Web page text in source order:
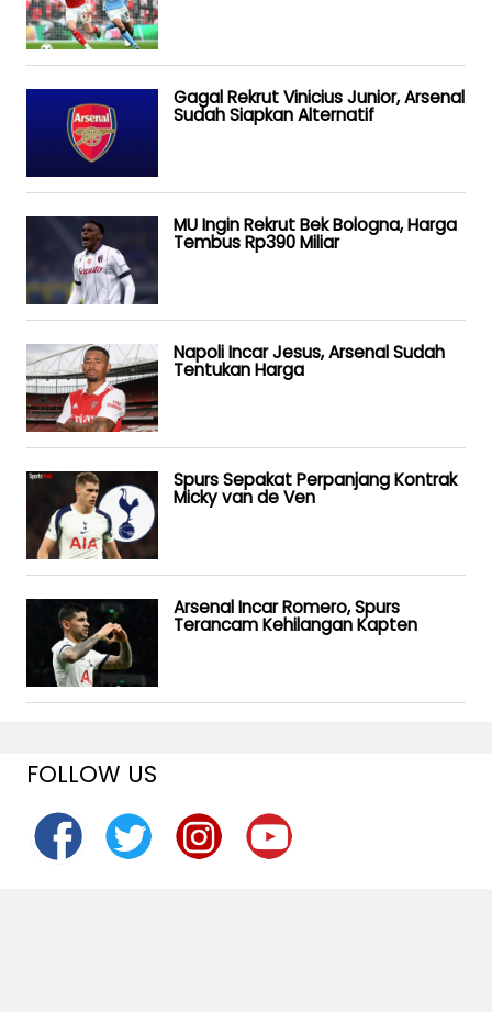
Gagal Rekrut Vinicius Junior, Arsenal
Sudah Siapkan Alternatif
MU Ingin Rekrut Bek Bologna, Harga
Tembus Rp390 Miliar
Napoli Incar Jesus, Arsenal Sudah
Tentukan Harga
Spurs Sepakat Perpanjang Kontrak
Micky van de Ven
Arsenal Incar Romero, Spurs
Terancam Kehilangan Kapten
FOLLOW US